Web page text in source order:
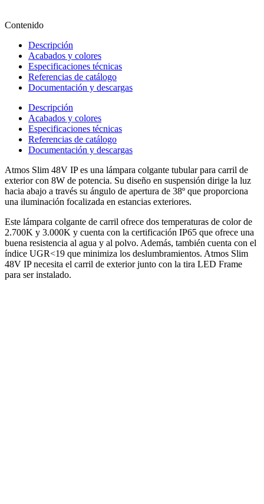
Contenido
Descripción
Acabados y colores
Especificaciones técnicas
Referencias de catálogo
Documentación y descargas
Descripción
Acabados y colores
Especificaciones técnicas
Referencias de catálogo
Documentación y descargas
Atmos Slim 48V IP es una lámpara colgante tubular para carril de
exterior con 8W de potencia. Su diseño en suspensión dirige la luz
hacia abajo a través su ángulo de apertura de 38º que proporciona
una iluminación focalizada en estancias exteriores.
Este lámpara colgante de carril ofrece dos temperaturas de color de
2.700K y 3.000K y cuenta con la certificación IP65 que ofrece una
buena resistencia al agua y al polvo. Además, también cuenta con el
índice UGR<19 que minimiza los deslumbramientos. Atmos Slim
48V IP necesita el carril de exterior junto con la tira LED Frame
para ser instalado.